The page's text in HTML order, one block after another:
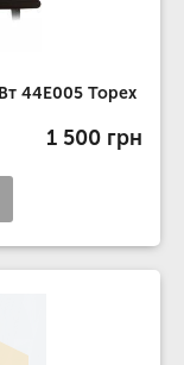
44E005 Topex
1 500 грн